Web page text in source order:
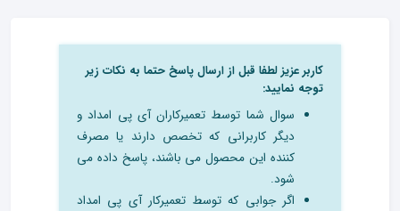
کاربر عزیز لطفا قبل از ارسال پاسخ حتما به نکات زیر
توجه نمایید:
سوال شما توسط تعمیرکاران آی پی امداد و
دیگر کاربرانی که تخصص دارند یا مصرف
کننده این محصول می باشند، پاسخ داده می
شود.
اگر جوابی که توسط تعمیرکار آی پی امداد